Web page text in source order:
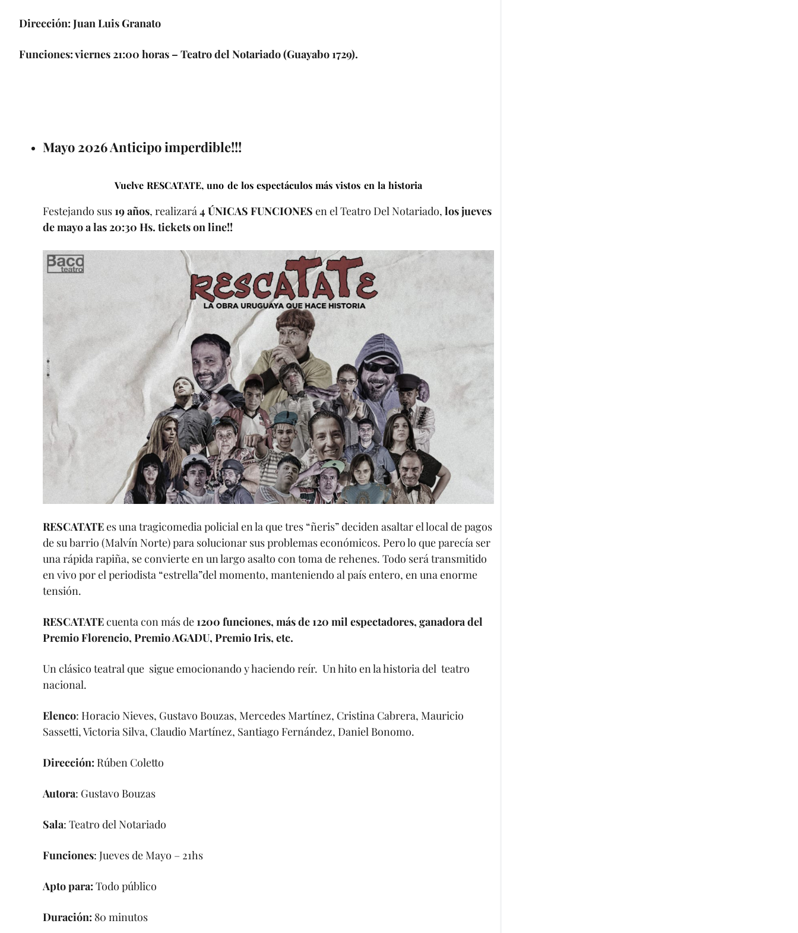
Dirección: Juan Luis Granato
Funciones: viernes 21:00 horas – Teatro del Notariado (Guayabo 1729).
Mayo 2026 Anticipo imperdible!!!
Vuelve RESCATATE, uno de los espectáculos más vistos en la historia
Festejando sus19 años, realizará 4 ÚNICAS FUNCIONES en el Teatro Del Notariado, los jueves
de mayo a las 20:30 Hs. tickets on line!!
RESCATATEes una tragicomedia policial en la que tres “ñeris” deciden asaltar el local de pagos
de su barrio (Malvín Norte) para solucionar sus problemas económicos. Pero lo que parecía ser
una rápida rapiña, se convierte en un largo asalto con toma de rehenes. Todo será transmitido
en vivo por el periodista “estrella”del momento, manteniendo al país entero, en una enorme
tensión.
RESCATATEcuenta con más de1200 funciones, más de 120 mil espectadores, ganadora del
Premio Florencio, Premio AGADU, Premio Iris, etc.
Un clásico teatral que sigue emocionando y haciendo reír. Un hito en la historia del teatro
nacional.
Elenco: Horacio Nieves, Gustavo Bouzas, Mercedes Martínez, Cristina Cabrera, Mauricio
Sassetti, Victoria Silva, Claudio Martínez, Santiago Fernández, Daniel Bonomo.
Dirección: Rúben Coletto
Autora: Gustavo Bouzas
Sala: Teatro del Notariado
Funciones: Jueves de Mayo – 21hs
Apto para: Todo público
Duración: 80 minutos